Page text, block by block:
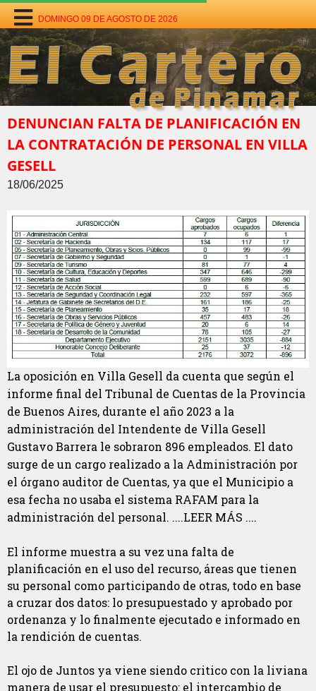
DOMINGO 09 DE AGOSTO DE 2026
DENUNCIAN FALTA DE PLANIFICACIÓN EN
LA CONTRATACIÓN DE PERSONAL EN VILLA
GESELL
18/06/2025
La oposición en Villa Gesell da cuenta que según el
informe final del Tribunal de Cuentas de la Provincia
de Buenos Aires, durante el año 2023 a la
administración del Intendente de Villa Gesell
Gustavo Barrera le sobraron 896 empleados. El dato
surge de un cargo realizado a la Administración por
el órgano auditor de Cuentas, ya que el Municipio a
esa fecha no usaba el sistema RAFAM para la
administración del personal. ....LEER MÁS ....
El informe muestra a su vez una falta de
planificación en el uso del recurso, áreas que tienen
su personal como participando de otras, todo en base
a cruzar dos datos: lo presupuestado y aprobado por
ordenanza y lo finalmente ejecutado e informado en
la rendición de cuentas.
El ojo de Juntos ya viene siendo critico con la liviana
manera de usar el presupuesto: el intercambio de